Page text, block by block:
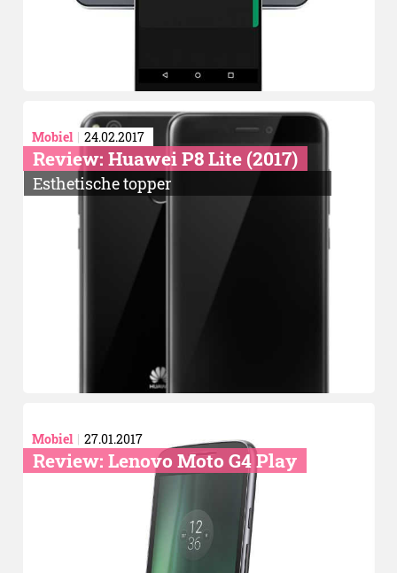
Mobiel 24.02.2017
Review: Huawei P8 Lite (2017)
Esthetische topper
Mobiel 27.01.2017
Review: Lenovo Moto G4 Play